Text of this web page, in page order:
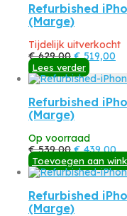
Refurbished
(Marge)
Tijdelijk uitverkocht
€629,00
prijs
was:
€519,00
is:
Lees verder
Refurbished
(Marge)
Op voorraad
€539,00
prijs
was:
€439,00
is:
Toevoegen aan
Refurbished
(Marge)